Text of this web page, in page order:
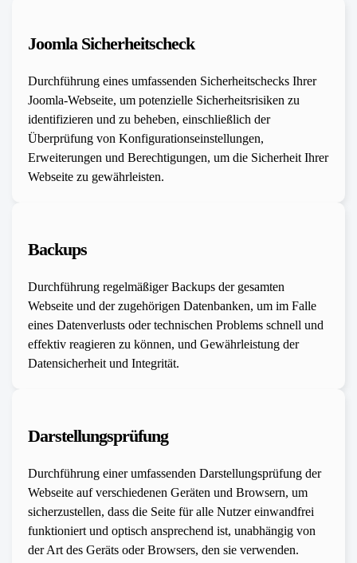
Joomla Sicherheitscheck
Durchführung eines umfassenden Sicherheitschecks Ihrer
Joomla-Webseite, um potenzielle Sicherheitsrisiken zu
identifizieren und zu beheben, einschließlich der
Überprüfung von Konfigurationseinstellungen,
Erweiterungen und Berechtigungen, um die Sicherheit Ihrer
Webseite zu gewährleisten.
Backups
Durchführung regelmäßiger Backups der gesamten
Webseite und der zugehörigen Datenbanken, um im Falle
eines Datenverlusts oder technischen Problems schnell und
effektiv reagieren zu können, und Gewährleistung der
Datensicherheit und Integrität.
Darstellungsprüfung
Durchführung einer umfassenden Darstellungsprüfung der
Webseite auf verschiedenen Geräten und Browsern, um
sicherzustellen, dass die Seite für alle Nutzer einwandfrei
funktioniert und optisch ansprechend ist, unabhängig von
der Art des Geräts oder Browsers, den sie verwenden.